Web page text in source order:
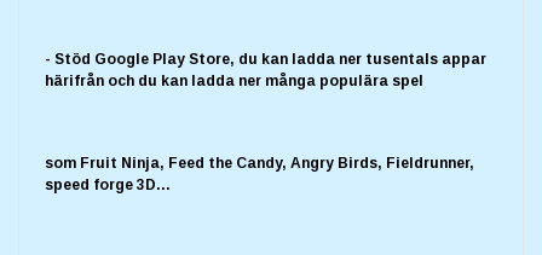
- Stöd Google Play Store, du kan ladda ner tusentals appar
härifrån och du kan ladda ner många populära spel
som Fruit Ninja, Feed the Candy, Angry Birds, Fieldrunner,
speed forge 3D...